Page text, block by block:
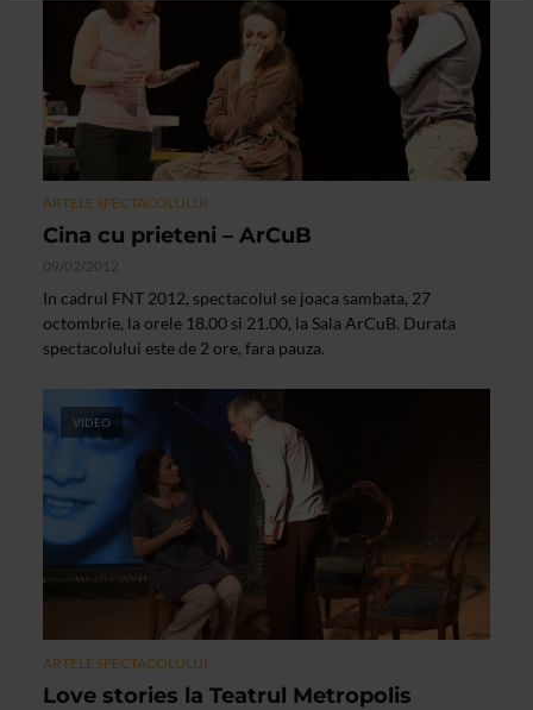
ARTELE SPECTACOLULUI
Cina cu prieteni – ArCuB
09/02/2012
In cadrul FNT 2012, spectacolul se joaca sambata, 27
octombrie, la orele 18.00 si 21.00, la Sala ArCuB. Durata
spectacolului este de 2 ore, fara pauza.
VIDEO
ARTELE SPECTACOLULUI
Love stories la Teatrul Metropolis